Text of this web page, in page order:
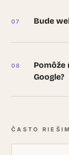
Bude
Pomôže
Google?
ČASTO